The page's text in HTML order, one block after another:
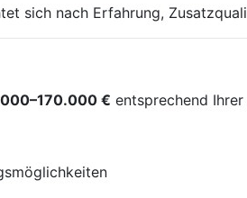
sich nach Erfahrung,
€ entsprechend